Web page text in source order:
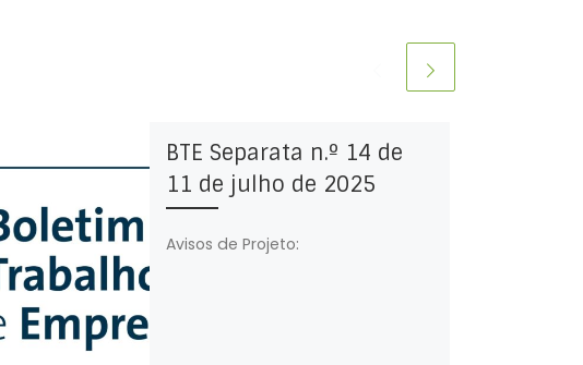
BTE Separata n.º 14 de
11 de julho de 2025
Avisos de Projeto: